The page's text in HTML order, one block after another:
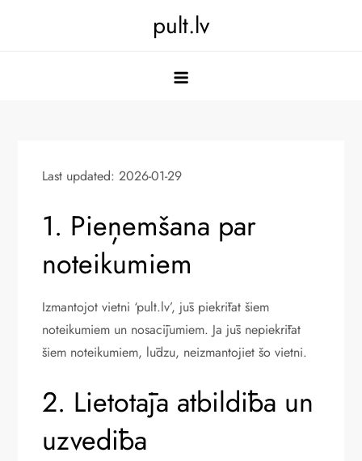
pult.lv
Last updated: 2026-01-29
1. Pieņemšana par
noteikumiem
Izmantojot vietni ‘pult.lv’, jūs piekrītat šiem
noteikumiem un nosacījumiem. Ja jūs nepiekrītat
šiem noteikumiem, lūdzu, neizmantojiet šo vietni.
2. Lietotāja atbildība un
uzvedība